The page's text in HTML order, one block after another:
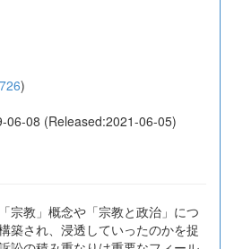
)
06-08 (Released:2021-06-05)
宗教」概念や「宗教と政治」につ
築され、浸透していったのかを捉